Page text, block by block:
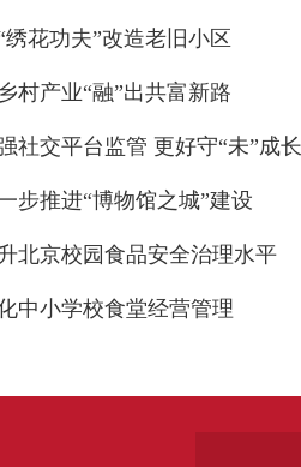
花功夫”改造老旧小区
村产业“融”出共富新路
社交平台监管 更好守“未”成长
步推进“博物馆之城”建设
北京校园食品安全治理水平
中小学校食堂经营管理